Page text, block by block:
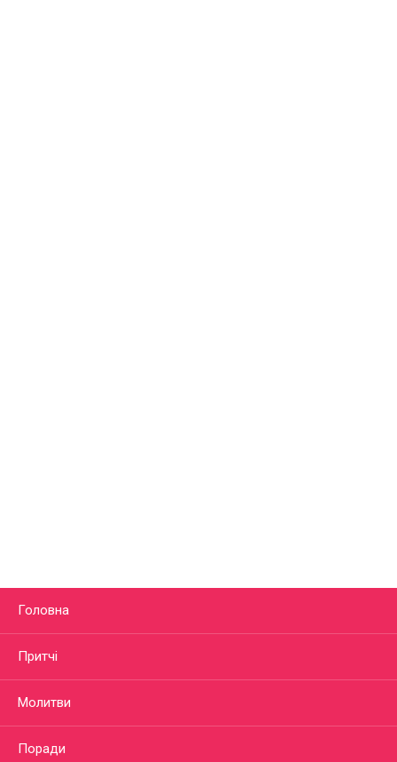
Головна
Притчі
Молитви
Поради